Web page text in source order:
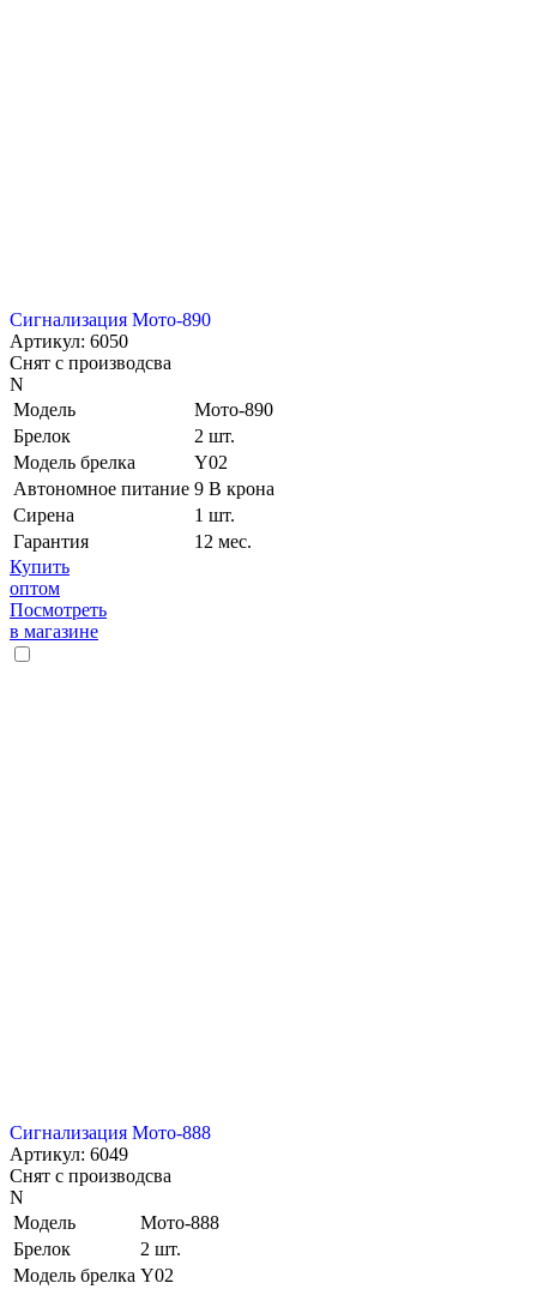
Сигнализация Мото-890
Артикул: 6050
Снят с производсва
N
Модель
Мото-890
Брелок
2 шт.
Модель брелка
Y02
Автономное питание 9 В крона
Сирена
1 шт.
Гарантия
12 мес.
Купить
оптом
Посмотреть
в магазине
Сигнализация Мото-888
Артикул: 6049
Снят с производсва
N
Модель
Мото-888
Брелок
2 шт.
Модель брелка Y02